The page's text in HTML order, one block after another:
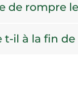
de rompre
t-il à la fin